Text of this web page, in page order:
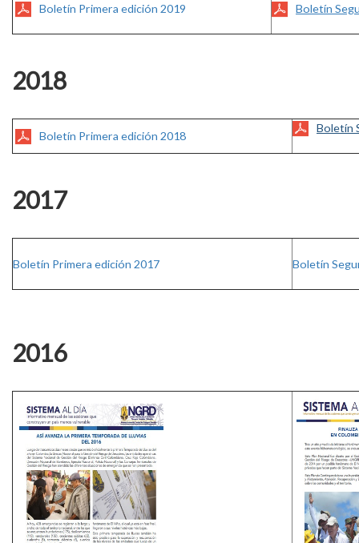
Boletín Primera edición 2019 Boletín
2018
Boletín Primera edición 2018
Boletín
2017
Boletín Primera edición 2017
Boletín
2016